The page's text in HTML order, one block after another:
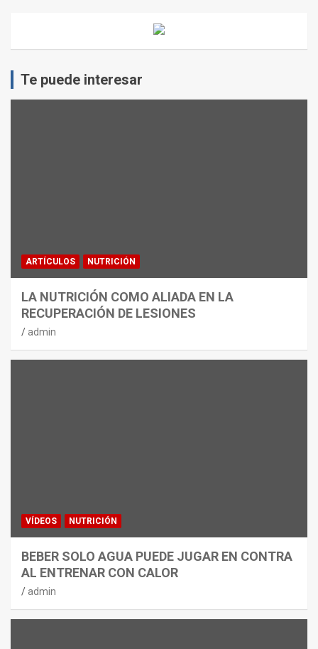
Te puede interesar
ARTÍCULOS NUTRICIÓN
LA NUTRICIÓN COMO ALIADA EN LA
RECUPERACIÓN DE LESIONES
admin
VÍDEOS NUTRICIÓN
BEBER SOLO AGUA PUEDE JUGAR EN CONTRA
AL ENTRENAR CON CALOR
admin